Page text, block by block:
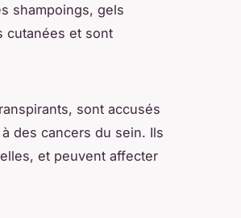
shampoings, gels
cutanées et sont
sont accusés
des cancers du sein. Ils
et peuvent affecter